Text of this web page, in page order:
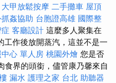
大甲放鬆按摩 二手攤車 屋頂
姦協助 台胞證高雄 國際整
客廳設計 這麼多人聚集在
工作後放開蒸汽，這並不是一
心 單人房 桃園外燴 您是否
食界的頭銜，儘管康乃馨來自
漏水 護理之家 台北 助聽器